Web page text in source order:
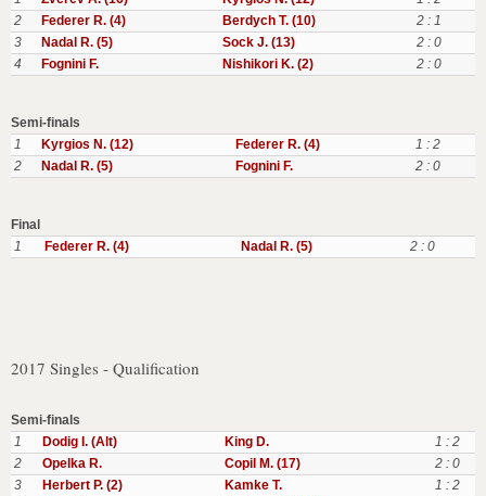
2
Federer R. (4) Berdych T. (10)
2 : 1
3
Nadal R. (5) Sock J. (13)
2 : 0
4
Fognini F. Nishikori K. (2) 2 : 0
Semi-finals
1
Kyrgios N. (12) Federer R. (4)
1 : 2
2
Nadal R. (5) Fognini F. 2 : 0
Final
1
Federer R. (4) Nadal R. (5) 2 : 0
2017 Singles - Qualification
Semi-finals
1
Dodig I. (Alt) King D.
1 : 2
2
Opelka R. Copil M. (17)
2 : 0
3
Herbert P. (2) Kamke T.
1 : 2